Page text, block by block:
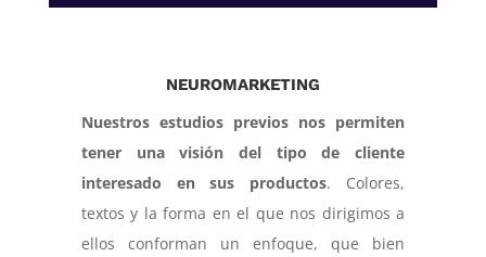
NEUROMARKETING
Nuestros estudios previos nos permiten
tener una visión del tipo de cliente
interesado en sus productos. Colores,
textos y la forma en el que nos dirigimos a
ellos conforman un enfoque, que bien